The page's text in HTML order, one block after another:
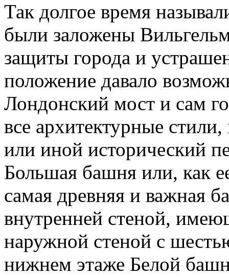
Так долгое время
были заложены
защиты города и
положение давало
Лондонский мост и сам
все архитектурные
или иной исторический
Большая башня или, как
самая древняя и важная
внутренней стеной,
наружной стеной с
нижнем этаже Белой